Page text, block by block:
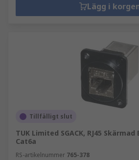
Lägg i
Tillfälligt slut
TUK Limited SGACK, RJ45
Cat6a
RS-artikelnummer 765-378